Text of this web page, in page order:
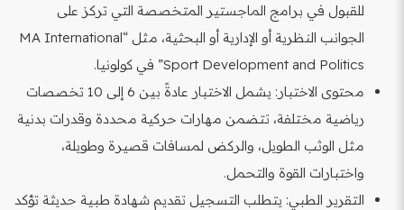
للقبول في برامج الماجستير المتخصصة التي تركز على
الجوانب النظرية أو الإدارية أو البحثية، مثل “MA International
Sport Development and Politics” في كولونيا.
محتوى الاختبار: يشمل الاختبار عادةً بين 6 إلى 10 تخصصات
رياضية مختلفة، تتضمن مهارات حركية محددة وقدرات بدنية
مثل الوثب الطويل، والركض لمسافات قصيرة وطويلة،
واختبارات القوة والتحمل.
التقرير الطبي: يتطلب التسجيل تقديم شهادة طبية حديثة تؤكد